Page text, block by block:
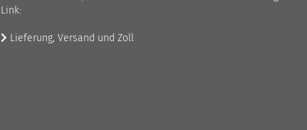
Link:
Lieferung, Versand und Zoll